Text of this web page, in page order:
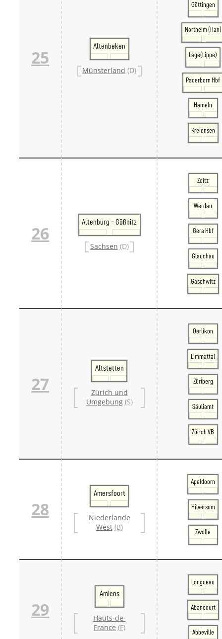
25
Altenbeken
Münsterland (D)
Göttingen
Northeim (Han)
Lage(Lippe)
Paderborn Hbf
Hameln
Kreiensen
26
Altenburg - Gößnitz
Sachsen (D)
Zeitz
Werdau
Gera Hbf
Glauchau
Gaschwitz
27
Altstetten
Zürich und
Umgebung (S)
Oerlikon
Limmattal
Züriberg
Säuliamt
Zürich VB
28
Amersfoort
Niederlande
West (B)
Apeldoorn
Hilversum
Zwolle
29
Amiens
Hauts-de-
France (F)
Longueau
Abancourt
Abbeville